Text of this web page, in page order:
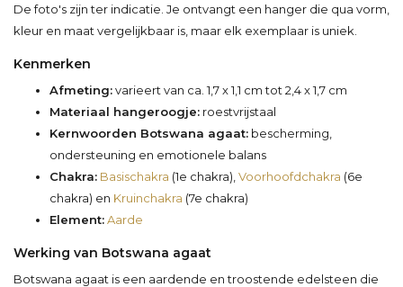
De foto's zijn ter indicatie. Je ontvangt een hanger die qua vorm,
kleur en maat vergelijkbaar is, maar elk exemplaar is uniek.
Kenmerken
Afmeting:varieert van ca. 1,7 x 1,1 cm tot 2,4 x 1,7 cm
Materiaal hangeroogje: roestvrijstaal
Kernwoorden Botswana agaat: bescherming,
ondersteuning en emotionele balans
Chakra: Basischakra (1e chakra), Voorhoofdchakra (6e
chakra) en Kruinchakra (7e chakra)
Element:Aarde
Werking van Botswana agaat
Botswana agaat is een aardende en troostende edelsteen die